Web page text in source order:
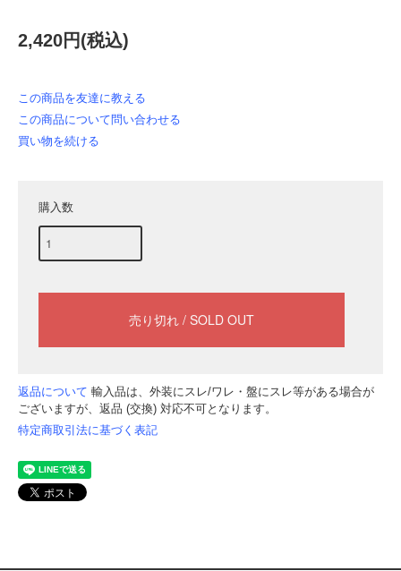
2,420円(税込)
この商品を友達に教える
この商品について問い合わせる
買い物を続ける
購入数
返品について 輸入品は、外装にスレ/ワレ・盤にスレ等がある場合が
ございますが、返品 (交換) 対応不可となります。
特定商取引法に基づく表記